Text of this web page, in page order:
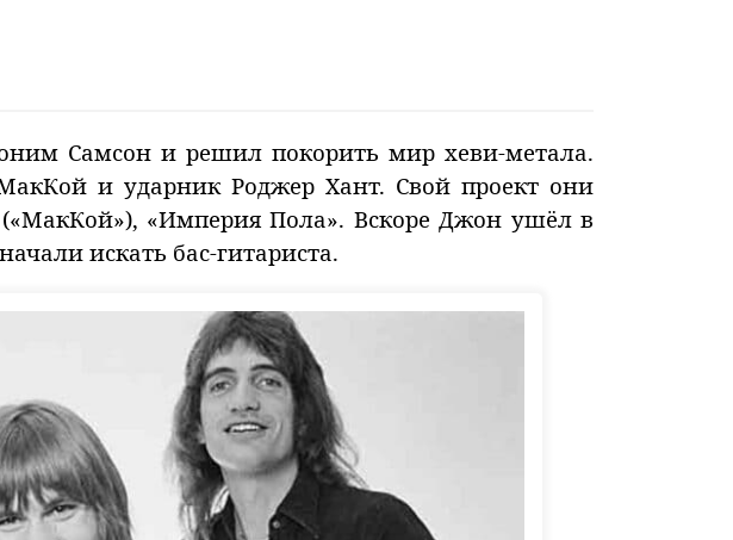
Самсон и решил покорить мир хеви-метала.
и ударник Роджер Хант. Свой проект они
(«МакКой»), «Империя Пола». Вскоре Джон ушёл в
искать бас-гитариста.